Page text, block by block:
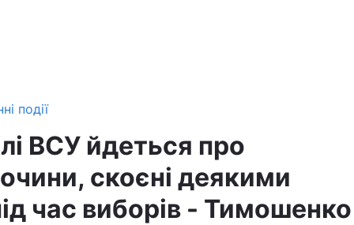
події
ВСУ йдеться про
скоєні деякими
час виборів - Тимошенко